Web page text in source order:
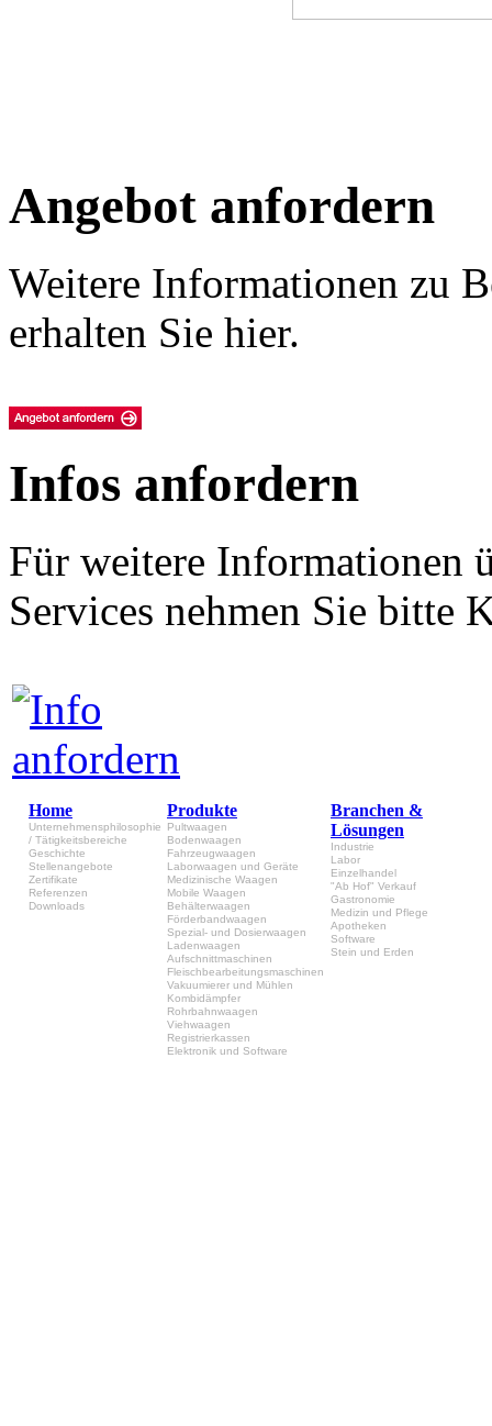
Angebot anfordern
Weitere Informationen zu
erhalten Sie hier.
Infos anfordern
Für weitere Informationen
Services nehmen Sie bitte
Home
Unternehmensphilosophie
/ Tätigkeitsbereiche
Geschichte
Stellenangebote
Zertifikate
Referenzen
Downloads
Produkte
Pultwaagen
Bodenwaagen
Fahrzeugwaagen
Laborwaagen und Geräte
Medizinische Waagen
Mobile Waagen
Behälterwaagen
Förderbandwaagen
Spezial- und Dosierwaagen
Ladenwaagen
Aufschnittmaschinen
Fleischbearbeitungsmaschinen
Vakuumierer und Mühlen
Kombidämpfer
Rohrbahnwaagen
Viehwaagen
Registrierkassen
Elektronik und Software
Branchen &
Lösungen
Industrie
Labor
Einzelhandel
"Ab Hof" Verkauf
Gastronomie
Medizin und Pflege
Apotheken
Software
Stein und Erden